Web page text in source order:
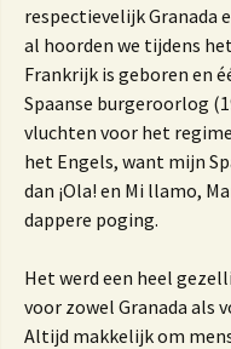
respectievelijk Granada
al hoorden we tijdens
Frankrijk is geboren en
Spaanse burgeroorlog
vluchten voor het
het Engels, want mijn
dan ¡Ola! en Mi llamo,
dappere poging.
Het werd een heel
voor zowel Granada als
Altijd makkelijk om